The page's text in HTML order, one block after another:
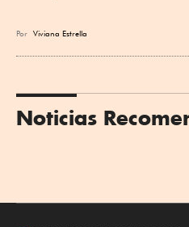
Por Viviana Estrella
Noticias